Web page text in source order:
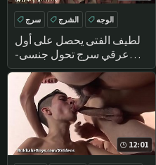
لطيف الفتى يحصل على أول
عرقي سرج تحول جنسى-
بوكاكي الأولاد!
سرج الشرج
الوجه
الأسود
12:01